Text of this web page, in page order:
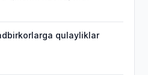
qulayliklar